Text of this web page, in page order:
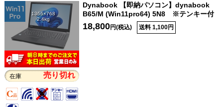
1366×768
2.4kg
在庫 売り切れ
Dynabook 【即納パソコン】dynabook
B65/M (Win11pro64) 5N8 ※テンキー付
18,800円(税込) 送料 1,100円